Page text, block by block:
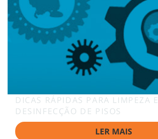
DICAS RÁPIDAS PARA LIMPEZA E
DESINFECÇÃO DE PISOS
LER MAIS